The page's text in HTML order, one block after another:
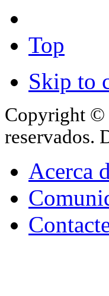
Top
Skip to
Copyright ©
reservados.
Acerca